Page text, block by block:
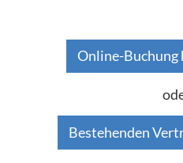
Online-
Bestehenden